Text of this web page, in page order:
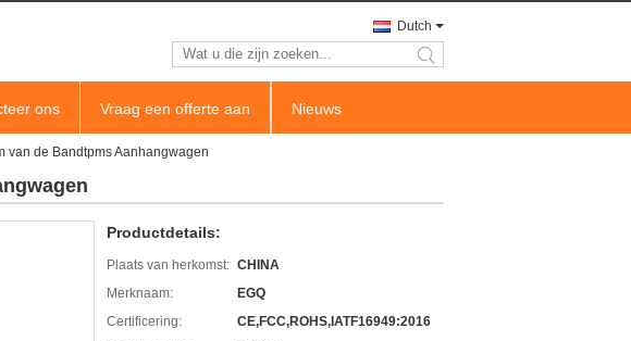
Dutch
search
ons Vraag een offerte aan Nieuws
van de Bandtpms Aanhangwagen
Productdetails:
Plaats van herkomst: CHINA
Merknaam:
EGQ
Certificering:
CE,FCC,ROHS,IATF16949:2016